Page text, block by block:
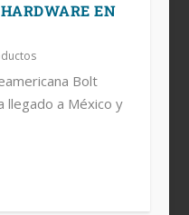
EN
Bolt
llegado a México y